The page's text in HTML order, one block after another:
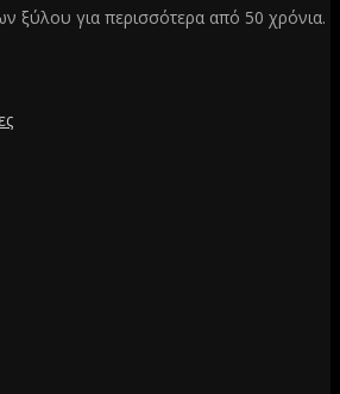
ξύλου για περισσότερα από 50 χρόνια.